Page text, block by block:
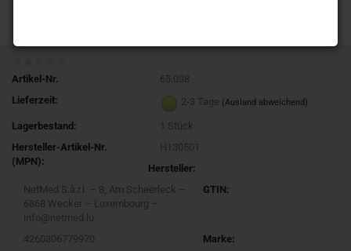
Artikel-Nr.
65.038
Lieferzeit:
2-3 Tage (Ausland abweichend)
Lagerbestand:
Stück
Hersteller-Artikel-Nr.
(MPN):
H130501
Hersteller:
NetMed S.à.r.l. – 8, Am Scheerleck –
6868 Wecker – Luxembourg –
info@netmed.lu
GTIN:
4260306779970
Marke: